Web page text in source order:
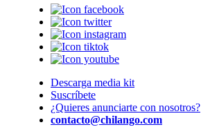
Descarga media kit
Suscríbete
¿Quieres anunciarte con nosotros?
contacto@chilango.com